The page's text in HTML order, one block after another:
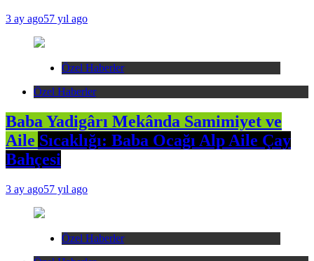
3 ay ago57 yıl ago
Özel Haberler
Özel Haberler
Baba Yadigârı Mekânda Samimiyet ve
Aile Sıcaklığı: Baba Ocağı Alp Aile Çay
Bahçesi
3 ay ago57 yıl ago
Özel Haberler